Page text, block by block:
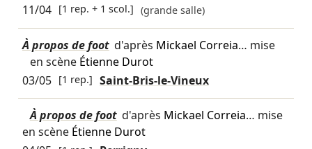
11/04 [1 rep. + 1 scol.] (grande salle)
À propos de foot d'après Mickael Correia… mise
en scène Étienne Durot
03/05 [1 rep.] Saint-Bris-le-Vineux
À propos de foot d'après Mickael Correia… mise
en scène Étienne Durot